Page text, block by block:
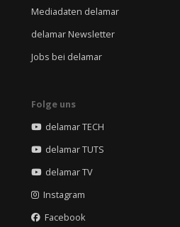
Mediadaten delamar
delamar Newsletter
Jobs bei delamar
Folge uns
delamar TECH
delamar TUTS
delamar TV
Instagram
Facebook